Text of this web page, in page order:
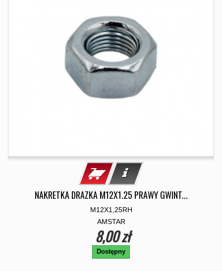
NAKRETKA DRAZKA M12X1.25 PRAWY GWINT...
M12X1,25RH
AMSTAR
8,00 zł
Dostępny